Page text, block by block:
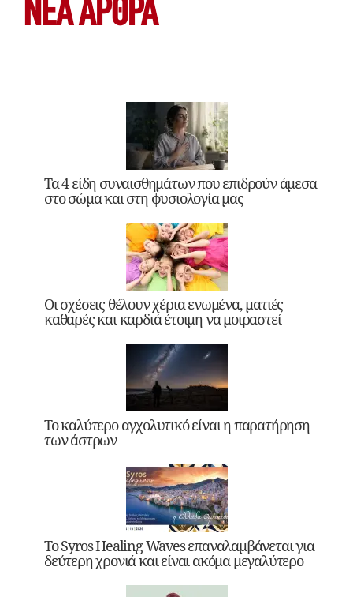
ΝΕΑ ΆΡΘΡΑ
Τα 4 είδη συναισθημάτων που επιδρούν άμεσα
στο σώμα και στη φυσιολογία μας
Οι σχέσεις θέλουν χέρια ενωμένα, ματιές
καθαρές και καρδιά έτοιμη να μοιραστεί
Το καλύτερο αγχολυτικό είναι η παρατήρηση
των άστρων
Το Syros Healing Waves επαναλαμβάνεται για
δεύτερη χρονιά και είναι ακόμα μεγαλύτερο